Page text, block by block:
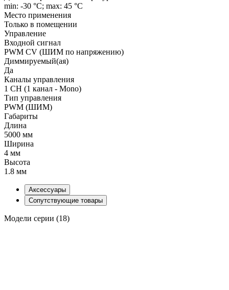
min: -30 °C; max: 45 °C
Место применения
Только в помещении
Управление
Входной сигнал
PWM СV (ШИМ по напряжению)
Диммируемый(ая)
Да
Каналы управления
1 CH (1 канал - Mono)
Тип управления
PWM (ШИМ)
Габариты
Длина
5000 мм
Ширина
4 мм
Высота
1.8 мм
Аксессуары
Сопутствующие товары
Модели серии (18)